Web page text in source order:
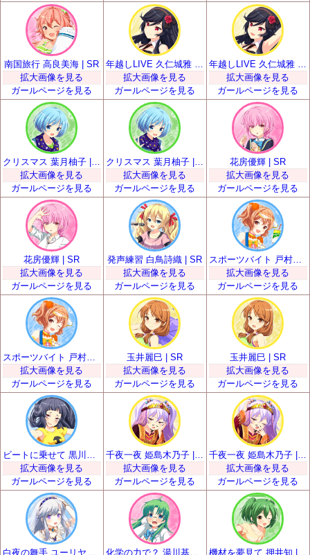
南国旅行 高良美海 | SR
拡大画像を見る
ガールページを見る
拡大画像を見る
ガールページを見る
拡大画像を見る
ガールページを見る
拡大画像を見る
ガールページを見る
クリスマス 葉月柚子 | SR
拡大画像を見る
ガールページを見る
花房優輝 | SR
拡大画像を見る
ガールページを見る
花房優輝 | SR
拡大画像を見る
ガールページを見る
発声練習 白鳥詩織 | SR
拡大画像を見る
ガールページを見る
スポーツバイト 戸村美知留 | SR
拡大画像を見る
ガールページを見る
拡大画像を見る
ガールページを見る
玉井麗巳 | SR
拡大画像を見る
ガールページを見る
玉井麗巳 | SR
拡大画像を見る
ガールページを見る
拡大画像を見る
ガールページを見る
千夜一夜 姫島木乃子 | SR
拡大画像を見る
ガールページを見る
千夜一夜 姫島木乃子 | SR
拡大画像を見る
ガールページを見る
化学の力で？ 湯川基世 | SR
機材を夢見て 押井知 | SR